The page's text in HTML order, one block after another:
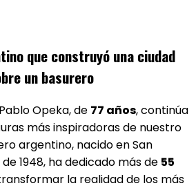
que construyó una ciudad
un basurero
Opeka, de 77 años, continúa
más inspiradoras de nuestro
argentino, nacido en San
1948, ha dedicado más de 55
la realidad de los más